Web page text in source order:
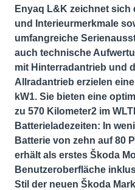
Enyaq L&K zeichnet
und Interieurmerkmale
umfangreiche
auch technische
mit Hinterradantrieb und
Allradantrieb erzielen
kW1. Sie bieten eine
zu 570 Kilometer2 im
Batterieladezeiten: In
Batterie von zehn auf 80
erhält als erstes Škoda
Benutzeroberfläche
Stil der neuen Škoda